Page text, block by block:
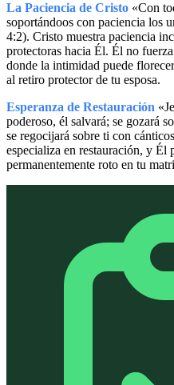
La Paciencia de Cristo «Con
soportándoos con paciencia los
4:2). Cristo muestra paciencia
protectoras hacia Él. Él no
donde la intimidad puede
al retiro protector de tu esposa.
Esperanza de Restauración
poderoso, él salvará; se gozará
se regocijará sobre ti con
especializa en restauración, y Él
permanentemente roto en tu